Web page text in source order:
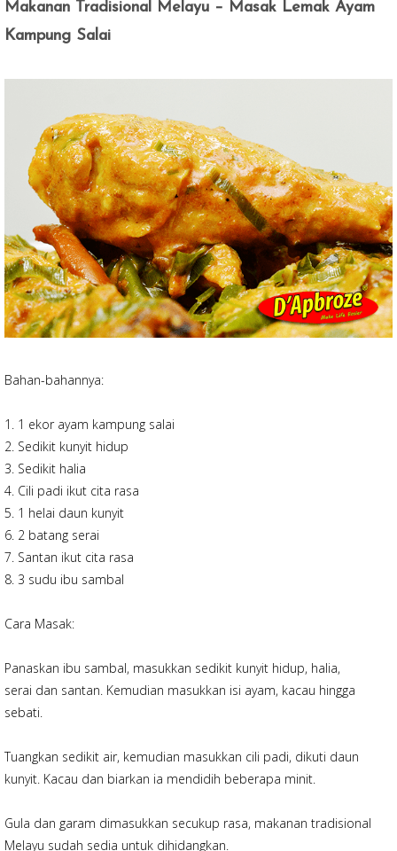
Makanan Tradisional Melayu – Masak Lemak Ayam
Kampung Salai
Bahan-bahannya:
1. 1 ekor ayam kampung salai
2. Sedikit kunyit hidup
3. Sedikit halia
4. Cili padi ikut cita rasa
5. 1 helai daun kunyit
6. 2 batang serai
7. Santan ikut cita rasa
8. 3 sudu ibu sambal
Cara Masak:
Panaskan ibu sambal, masukkan sedikit kunyit hidup, halia,
serai dan santan. Kemudian masukkan isi ayam, kacau hingga
sebati.
Tuangkan sedikit air, kemudian masukkan cili padi, dikuti daun
kunyit. Kacau dan biarkan ia mendidih beberapa minit.
Gula dan garam dimasukkan secukup rasa, makanan tradisional
Melayu sudah sedia untuk dihidangkan.